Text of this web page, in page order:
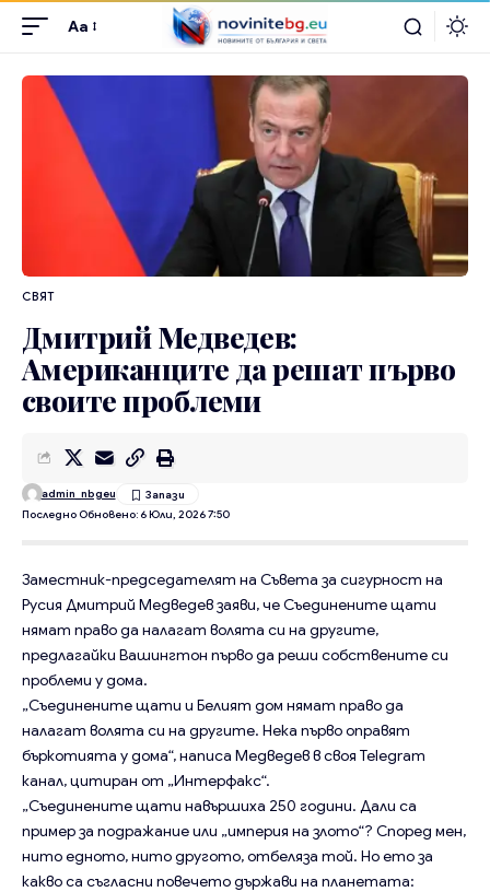
Aa
СВЯТ
Дмитрий Медведев:
Американците да решат първо
своите проблеми
Последно Обновено: 6 Юли, 2026 7:50
admin_nbgeu
Заместник-председателят на Съвета за сигурност на
Русия Дмитрий Медведев заяви, че Съединените щати
нямат право да налагат волята си на другите,
предлагайки Вашингтон първо да реши собствените си
проблеми у дома.
„Съединените щати и Белият дом нямат право да
налагат волята си на другите. Нека първо оправят
бъркотията у дома“, написа Медведев в своя Telegram
канал, цитиран от „Интерфакс“.
„Съединените щати навършиха 250 години. Дали са
пример за подражание или „империя на злото“? Според мен,
нито едното, нито другото, отбеляза той. Но ето за
какво са съгласни повечето държави на планетата: